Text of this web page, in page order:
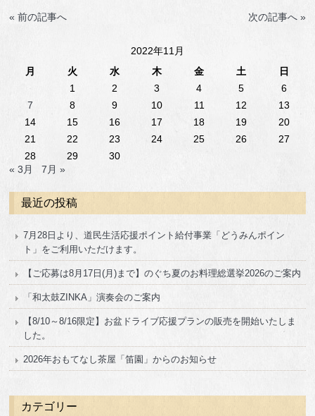
« 前の記事へ 次の記事へ »
2022年11月
月
火 水 木 金 土
日
1
2 3 4 5
6
7
8 9 10 11 12
13
14
15 16 17 18 19
20
21
22 23 24 25 26
27
28
29
30
« 3月
7月 »
最近の投稿
7月28日より、道民生活応援ポイント給付事業「どうみんポイン
ト」をご利用いただけます。
【ご応募は8月17日(月)まで】のぐち夏のお料理総選挙2026のご案内
「和太鼓ZINKA」演奏会のご案内
【8/10～8/16限定】お盆ドライブ応援プランの販売を開始いたしま
した。
2026年おもてなし茶屋「笛園」からのお知らせ
カテゴリー